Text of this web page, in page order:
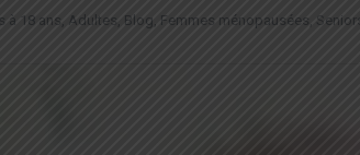
à 18 ans , Adultes , Blog , Femmes ménopausées